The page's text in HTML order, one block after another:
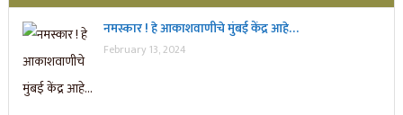
नमस्कार ! हे आकाशवाणीचे मुंबई केंद्र आहे…
February 13, 2024